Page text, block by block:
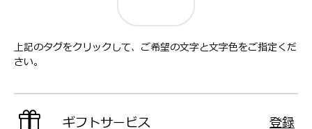
上記のタグをクリックして、ご希望の文字と文字色をご指定くだ
さい。
ギフトサービス 登録